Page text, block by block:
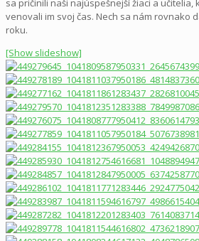
sa pričinili naši najúspešnejší žiaci a učitelia,
venovali im svoj čas. Nech sa nám rovnako
roku.
[Show slideshow]